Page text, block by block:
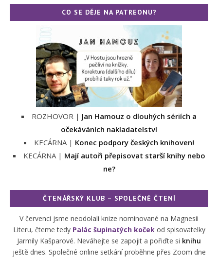
CO SE DĚJE NA PATREONU?
ROZHOVOR | Jan Hamouz o dlouhých sériích a
očekáváních nakladatelství
KECÁRNA | Konec podpory českých knihoven!
KECÁRNA | Mají autoři přepisovat starší knihy nebo
ne?
ČTENÁŘSKÝ KLUB – SPOLEČNÉ ČTENÍ
V červenci jsme neodolali knize nominované na Magnesii
Literu, čteme tedy Palác šupinatých kočekod spisovatelky
Jarmily Kašparové. Neváhejte se zapojit a pořiďte si knihu
ještě dnes. Společné online setkání proběhne přes Zoom dne